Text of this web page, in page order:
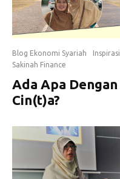
Blog Ekonomi Syariah
Inspirasi
Sakinah Finance
Ada Apa Dengan
Cin(t)a?